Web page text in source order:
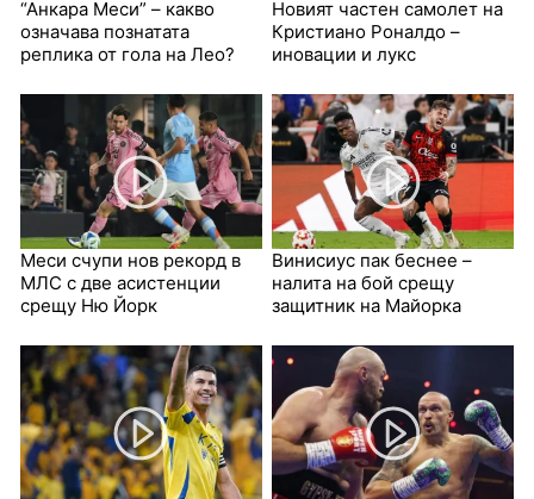
“Анкара Меси” – какво
означава познатата
реплика от гола на Лео?
Новият частен самолет на
Кристиано Роналдо –
иновации и лукс
Меси счупи нов рекорд в
МЛС с две асистенции
срещу Ню Йорк
Винисиус пак беснее –
налита на бой срещу
защитник на Майорка